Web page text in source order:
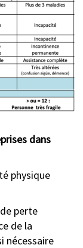
dans
physique
perte
de la
nécessaire